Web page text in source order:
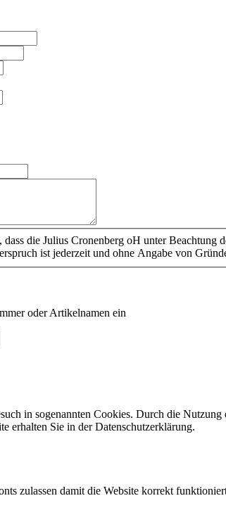
die Julius Cronenberg oH unter Beachtung
ist jederzeit und ohne Angabe von
oder Artikelnamen ein
in sogenannten Cookies. Durch die
erhalten Sie in der Datenschutzerklärung.
zulassen damit die Website korrekt